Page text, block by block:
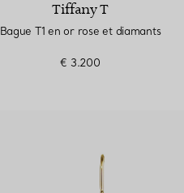
Tiffany T
Bague T1 en or rose et diamants
€ 3.200